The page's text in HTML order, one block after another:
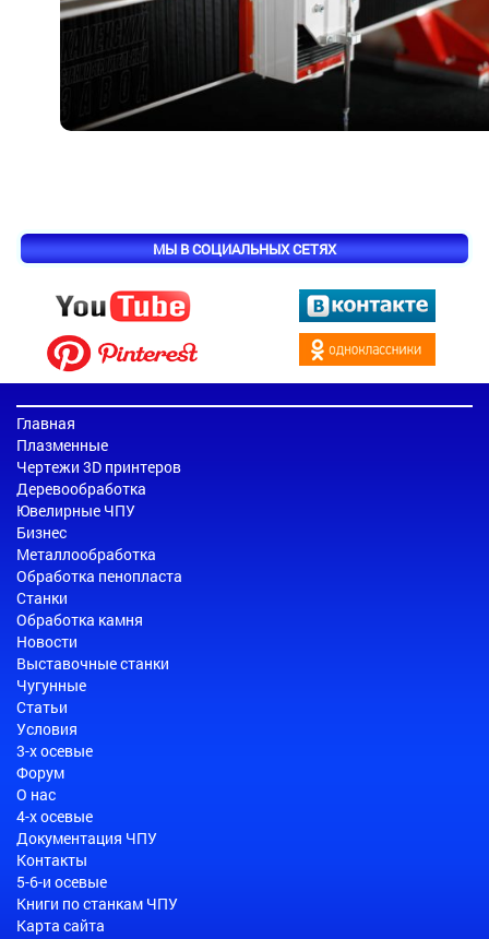
МЫ В СОЦИАЛЬНЫХ СЕТЯХ
Главная
Плазменные
Чертежи 3D принтеров
Деревообработка
Ювелирные ЧПУ
Бизнес
Металлообработка
Обработка пенопласта
Станки
Обработка камня
Новости
Выставочные станки
Чугунные
Статьи
Условия
3-х осевые
Форум
О нас
4-х осевые
Документация ЧПУ
Контакты
5-6-и осевые
Книги по станкам ЧПУ
Карта сайта